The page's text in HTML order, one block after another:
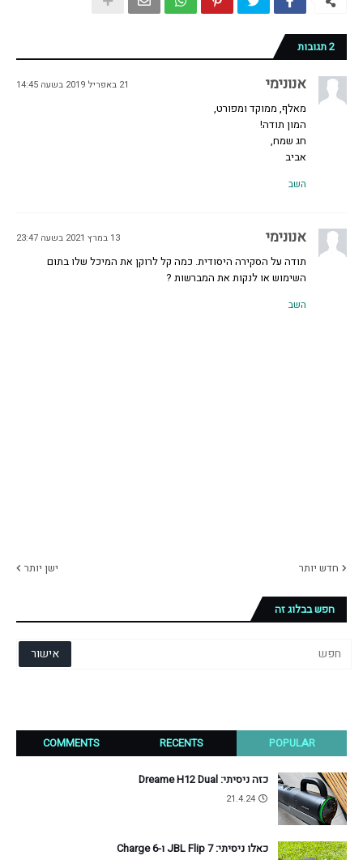
2 תגובות
אנונימי 21 באפריל 2019 בשעה 14:45
מאלף, ממוקד ומפורט,
המון תודה!
חג שמח,
אביב
השב
אנונימי 13 במרץ 2021 בשעה 23:47
תודה על הסקירה היסודית. כמה קל לרוקן את המיכל שלו בתום
השימוש או לנקות את המברשות ?
השב
חדש יותר ישן יותר
חפש בבלוג זה
POPULAR
RECENTS
COMMENTS
כזה ניסיתי: Dreame H12 Dual
21.4.24
כאלו ניסיתי: JBL Flip 7 ו-Charge 6